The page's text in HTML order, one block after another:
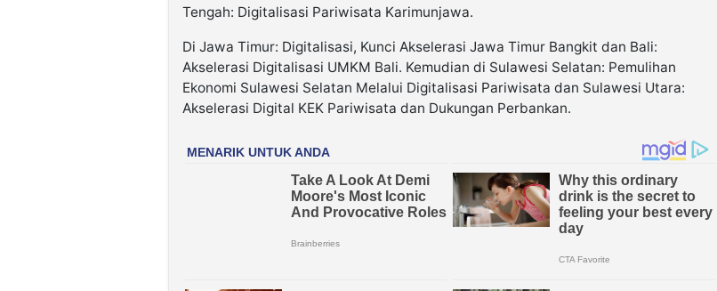
Tengah: Digitalisasi Pariwisata Karimunjawa.
Di Jawa Timur: Digitalisasi, Kunci Akselerasi Jawa Timur Bangkit dan Bali:
Akselerasi Digitalisasi UMKM Bali. Kemudian di Sulawesi Selatan: Pemulihan
Ekonomi Sulawesi Selatan Melalui Digitalisasi Pariwisata dan Sulawesi Utara:
Akselerasi Digital KEK Pariwisata dan Dukungan Perbankan.